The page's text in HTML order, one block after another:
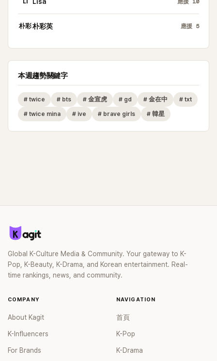
朴彩朴彩英 應援 5
本週趨勢關鍵字
# twice # bts # 金宣虎 # gd # 金在中 # txt
# twice mina # ive # brave girls # 韓星
Global K-Culture Media & Community. Your gateway to K-
Pop, K-Beauty, K-Drama, and Korean entertainment. Real-
time rankings, news, and community.
COMPANY
About Kagit
K-Influencers
For Brands
NAVIGATION
首頁
K-Pop
K-Drama